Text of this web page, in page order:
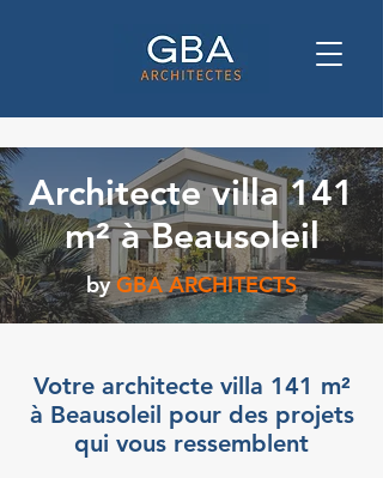
Architecte villa 141
m² à Beausoleil
by GBA ARCHITECTS
Votre architecte villa 141 m²
à Beausoleil pour des projets
qui vous ressemblent